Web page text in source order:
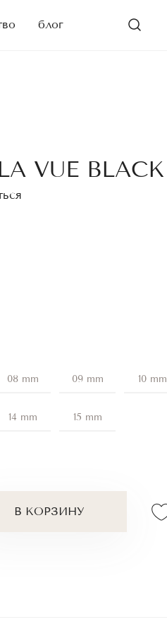
блог
VUE BLACK
08 mm 09 mm 10 mm
14 mm 15 mm
В КОРЗИНУ